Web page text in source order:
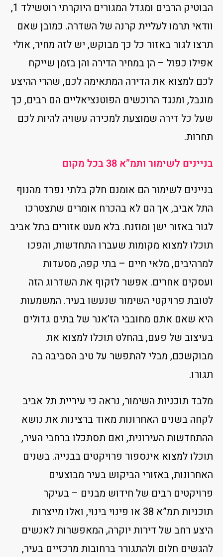
הבוטיק הרבים ומגדל המגורים היוקרתי רוטשילד 1,
וודאי תרמו לעליית קרנה של השדרה. כמובן שאם
תרצו לגור באזור כל כך מבוקש, יש לזה מחיר, אולי
אפילו כפול – הן במחיר הדירה והן בזמן שייקח
לכם למצוא את הדירה המתאימה לכם, שהרי ההיצע
מוגבל, ומנגד הרוכשים הפוטנציאליים הם רבים, כך
שעל כל דירה שמוצעת למכירה עשויה להיות לכם
תחרות.
בניינים לשימור ותמ”א 38 בכל מקום
בניינים לשימור הם אומנם חלק בלתי נפרד מהנוף
התל אביב, אך הם לא בהכרח אומרים שתצטרכו
לגור באזור ישן ומוזנח. בלא מעט אזורים בתל אביב
תוכלו למצוא מקומות שעברו התחדשות, והפכו
למרהיבים, מלאי חיים – בתי קפה, מסעדות
ועסקים אחרים. אפשר לזקוף את השדרוג הזה
לטובת פרויקטי השימור שנעשו בעיר. המשמעות
היא שאם אתם מחובבי הז’אנר של בתים גדולים
בעיצוב של פעם, בהחלט תוכלו למצוא את
מבוקשכם, מבלי להתפשר על טיב הסביבה בה
תגורו.
מלבד תוכניות השימור, נראה כי עיריית תל אביב
לקחה בשנים האחרונות מאוד ברצינות את נושא
ההתחדשות העירונית, ואם תסתכלו ברחבי העיר,
תוכלו למצוא אינספור פרויקטים בבנייה. בשנים
האחרונות, באזורי הביקוש בעיר מבוצעים
פרויקטים רבים של חידוש מבנים – בעיקר
תוכניות תמ”א 38 או פינוי בינוי, ואלו מייצרות
היצע רחב של דירות יוקרה, המאפשרות לאנשים
להגשים חלום ולהתגורר ברחובות מרכזיים בעיר,